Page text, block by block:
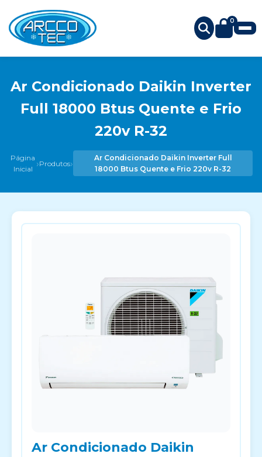
0
Ar Condicionado Daikin Inverter
Full 18000 Btus Quente e Frio
220v R-32
Página
Inicial ›Produtos›
Ar Condicionado Daikin Inverter Full
18000 Btus Quente e Frio 220v R-32
Ar Condicionado Daikin